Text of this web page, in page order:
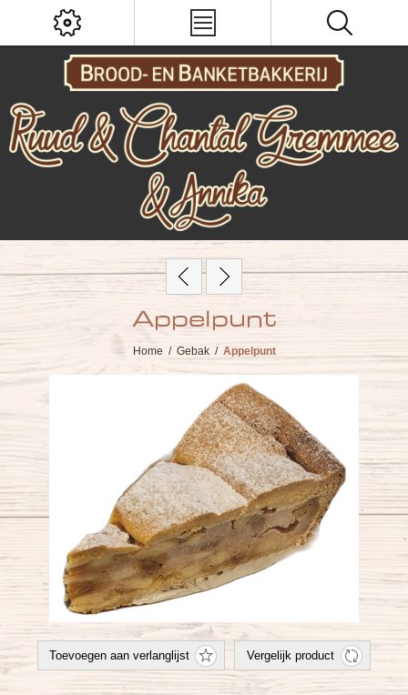
Appelpunt
Home / Gebak / Appelpunt